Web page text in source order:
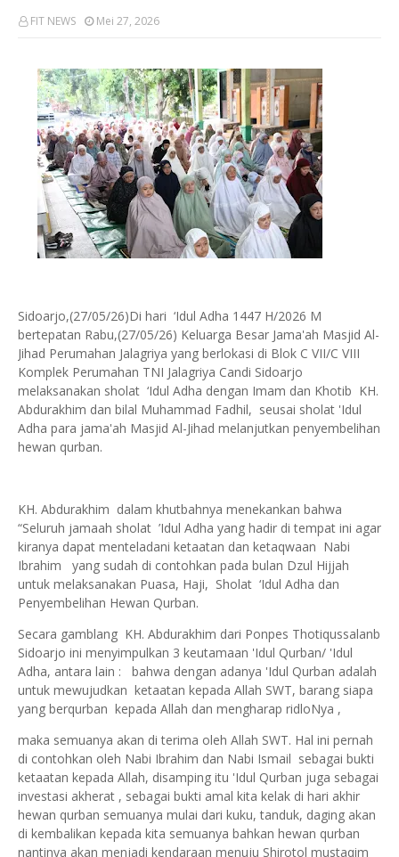
FIT NEWS Mei 27, 2026
Sidoarjo,(27/05/26)Di hari ‘Idul Adha 1447 H/2026 M
bertepatan Rabu,(27/05/26) Keluarga Besar Jama'ah Masjid Al-
Jihad Perumahan Jalagriya yang berlokasi di Blok C VII/C VIII
Komplek Perumahan TNI Jalagriya Candi Sidoarjo
melaksanakan sholat ‘Idul Adha dengan Imam dan Khotib KH.
Abdurakhim dan bilal Muhammad Fadhil, seusai sholat 'Idul
Adha para jama'ah Masjid Al-Jihad melanjutkan penyembelihan
hewan qurban.
KH. Abdurakhim dalam khutbahnya menekankan bahwa
“Seluruh jamaah sholat ’Idul Adha yang hadir di tempat ini agar
kiranya dapat menteladani ketaatan dan ketaqwaan Nabi
Ibrahim yang sudah di contohkan pada bulan Dzul Hijjah
untuk melaksanakan Puasa, Haji, Sholat ‘Idul Adha dan
Penyembelihan Hewan Qurban.
Secara gamblang KH. Abdurakhim dari Ponpes Thotiqussalanb
Sidoarjo ini menyimpulkan 3 keutamaan 'Idul Qurban/ 'Idul
Adha, antara lain : bahwa dengan adanya 'Idul Qurban adalah
untuk mewujudkan ketaatan kepada Allah SWT, barang siapa
yang berqurban kepada Allah dan mengharap ridloNya ,
maka semuanya akan di terima oleh Allah SWT. Hal ini pernah
di contohkan oleh Nabi Ibrahim dan Nabi Ismail sebagai bukti
ketaatan kepada Allah, disamping itu 'Idul Qurban juga sebagai
investasi akherat , sebagai bukti amal kita kelak di hari akhir
hewan qurban semuanya mulai dari kuku, tanduk, daging akan
di kembalikan kepada kita semuanya bahkan hewan qurban
nantinya akan menjadi kendaraan menuju Shirotol mustaqim